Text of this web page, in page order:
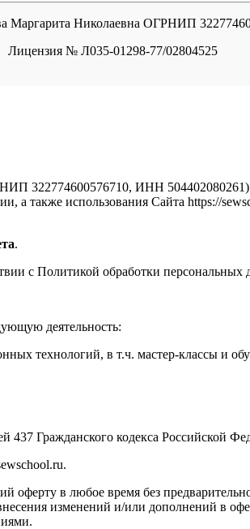
Маргарита Николаевна ОГРНИП
Лицензия № Л035-01298-77/02804525
322774600576710, ИНН
а также использования Сайта https://
.
с Политикой обработки
деятельность:
технологий, в т.ч. мастер-классы и
437 Гражданского кодекса Российской
оферту в любое время без
изменений и/или дополнений в